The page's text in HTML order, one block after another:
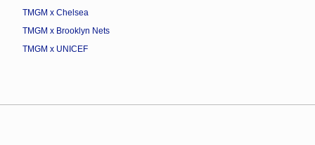
TMGM x Chelsea
TMGM x Brooklyn Nets
TMGM x UNICEF